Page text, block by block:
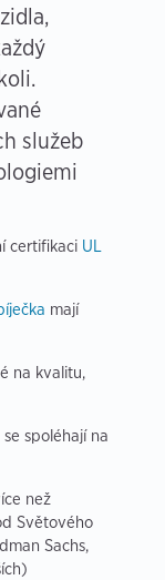
služeb
certifikaci UL
mají
na kvalitu,
spoléhají na
než
Světového
Sachs,